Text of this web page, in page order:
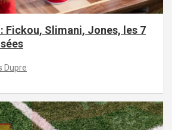
Fickou, Slimani, Jones, les 7
Dupre